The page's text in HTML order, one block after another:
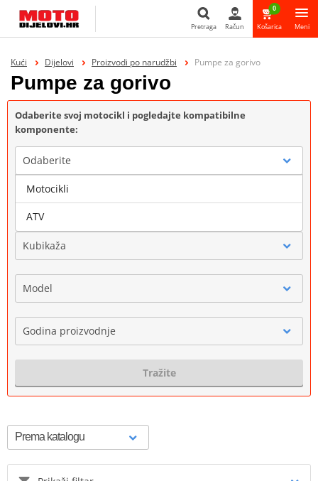
Pretraga
Pretraga Račun
0
Košarica Meni
Kući Dijelovi Proizvodi po narudžbi Pumpe za gorivo
Pumpe za gorivo
Odaberite svoj motocikl i pogledajte kompatibilne
komponente:
Odaberite
Marka
Kubikaža
Model
Godina proizvodnje
Tražite
Motocikli
ATV